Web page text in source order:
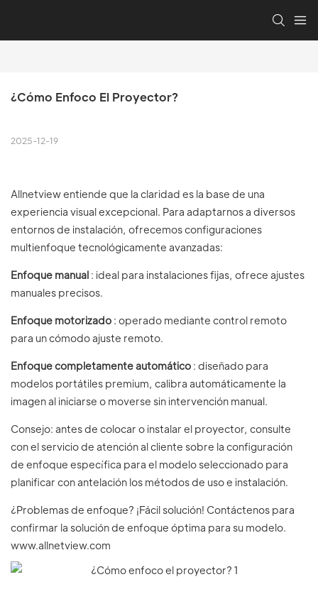
¿Cómo Enfoco El Proyector?
2025-12-19
Allnetview entiende que la claridad es la base de una
experiencia visual excepcional. Para adaptarnos a diversos
entornos de instalación, ofrecemos configuraciones
multienfoque tecnológicamente avanzadas:
Enfoque manual : ideal para instalaciones fijas, ofrece ajustes
manuales precisos.
Enfoque motorizado : operado mediante control remoto
para un cómodo ajuste remoto.
Enfoque completamente automático : diseñado para
modelos portátiles premium, calibra automáticamente la
imagen al iniciarse o moverse sin intervención manual.
Consejo: antes de colocar o instalar el proyector, consulte
con el servicio de atención al cliente sobre la configuración
de enfoque específica para el modelo seleccionado para
planificar con antelación los métodos de uso e instalación.
¿Problemas de enfoque? ¡Fácil solución! Contáctenos para
confirmar la solución de enfoque óptima para su modelo.
www.allnetview.com